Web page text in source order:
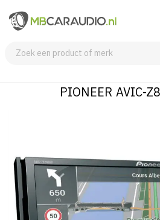
PIONEER AVIC-